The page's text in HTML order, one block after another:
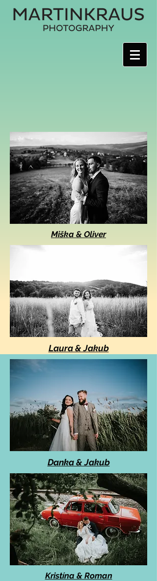
Miška & Oliver
Laura & Jakub
Danka & Jakub
Kristína & Roman